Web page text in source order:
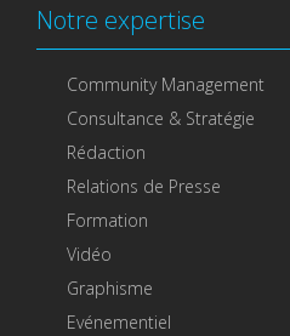
Notre expertise
Community Management
Consultance & Stratégie
Rédaction
Relations de Presse
Formation
Vidéo
Graphisme
Evénementiel